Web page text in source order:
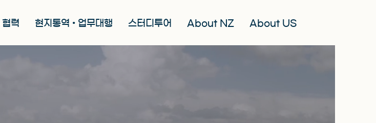
협력 현지통역 • 업무대행 스터디투어 About NZ About US